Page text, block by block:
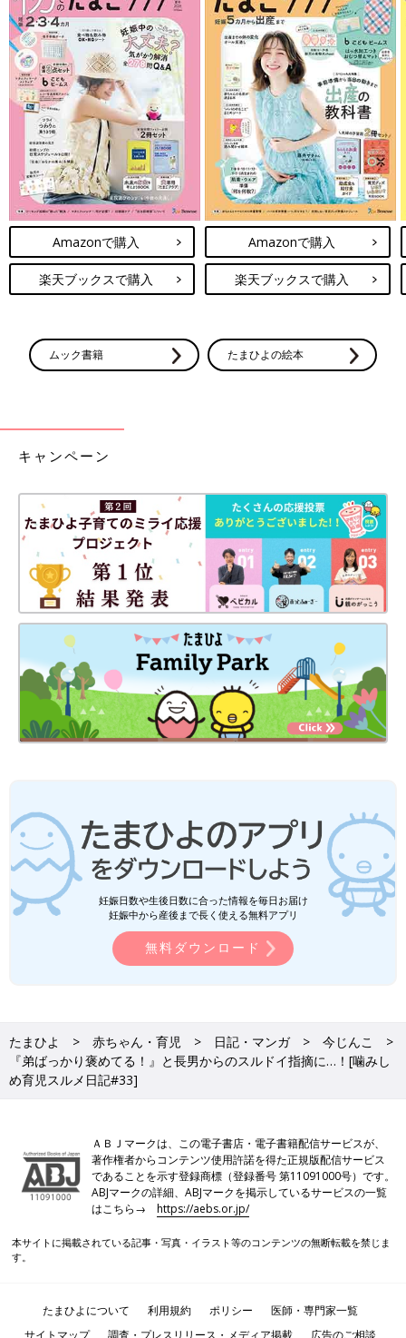
上の子を我慢させすぎないように私が気
をつけてること[噛みしめ育児スルメ日記
#24]
こんにちは。3歳と6歳、2人の男子を育ててい
る今じんこです。今回は母の膝の上だとか母の
抱っこをよく奪い合う息子たちの話です。
【今じんこ】 2013年うまれの長男、2015年年うまれの次男を子
育て中。 フリーのグラフィックデザイナーで夫はコーヒー豆
屋。 インスタグラム（@imagineko）で絵日記描いてます。
※この記事は、過去にたまひよONLINEで公開されたものです。
前の話
子ども食堂に親子で
行ってきました！[噛
みしめ育児スルメ日
一覧
次の話
夜寝ない子どもに、逆
転の発想作戦！[噛みし
め育児スルメ日記
Amazonで購入
楽天ブックスで購入
Amazonで購入
楽天ブックスで購入
ムック書籍 たまひよの絵本
キャンペーン
妊娠日数や生後日数に合った情報を毎日お届け
妊娠中から産後まで長く使える無料アプリ
無料ダウンロード
たまひよ 赤ちゃん・育児 日記・マンガ
今じんこ
『弟ばっかり褒めてる！』と長男からのスルドイ指摘に…！[噛みし
め育児スルメ日記#33]
ＡＢＪマークは、この電子書店・電子書籍配信サービスが、
著作権者からコンテンツ使用許諾を得た正規版配信サービス
であることを示す登録商標（登録番号 第11091000号）です。
ABJマークの詳細、ABJマークを掲示しているサービスの一覧
はこちら→https://aebs.or.jp/
本サイトに掲載されている記事・写真・イラスト等のコンテンツの無断転載を禁じま
す。
たまひよについて 利用規約 ポリシー
医師・専門家一覧